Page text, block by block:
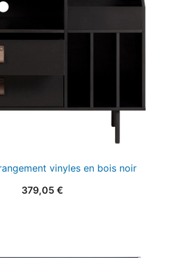
vinyles en bois noir
379,05 €